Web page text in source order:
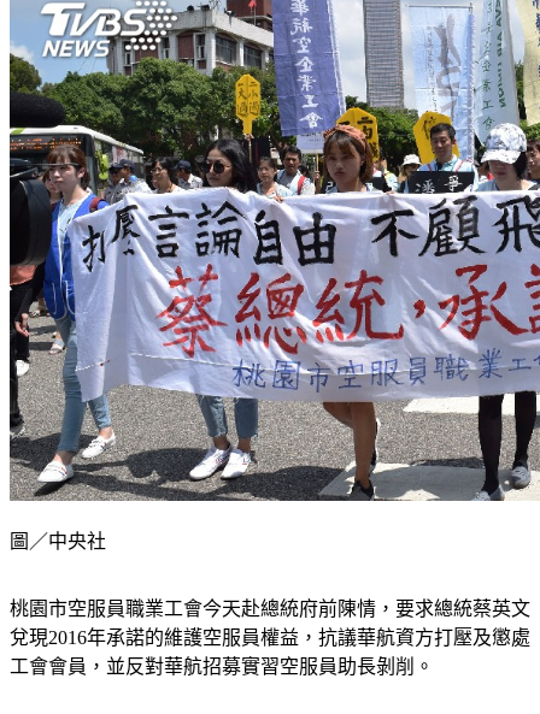
桃園市空服員職業工會今天赴總統府前陳情，要求總統蔡英文
兌現2016年承諾的維護空服員權益，抗議華航資方打壓及懲處